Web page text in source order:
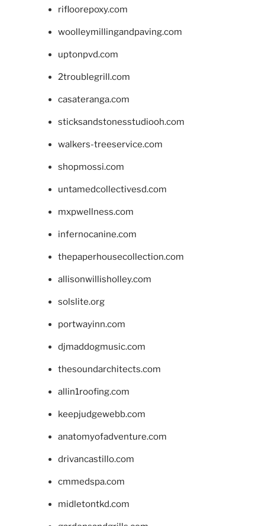
rifloorepoxy.com
woolleymillingandpaving.com
uptonpvd.com
2troublegrill.com
casateranga.com
sticksandstonesstudiooh.com
walkers-treeservice.com
shopmossi.com
untamedcollectivesd.com
mxpwellness.com
infernocanine.com
thepaperhousecollection.com
allisonwillisholley.com
solslite.org
portwayinn.com
djmaddogmusic.com
thesoundarchitects.com
allin1roofing.com
keepjudgewebb.com
anatomyofadventure.com
drivancastillo.com
cmmedspa.com
midletontkd.com